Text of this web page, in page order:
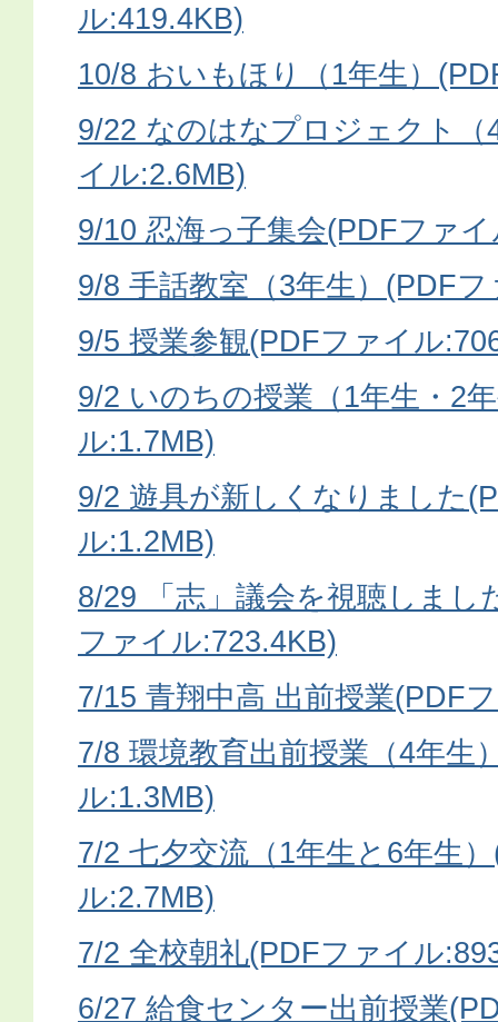
ル:419.4KB)
10/8 おいもほり（1年生）
9/22 なのはなプロジェクト（
イル:2.6MB)
9/10 忍海っ子集会(PDFファ
9/8 手話教室（3年生）(PDF
9/5 授業参観(PDFファイル
9/2 いのちの授業（1年生・2
ル:1.7MB)
9/2 遊具が新しくなりました
ル:1.2MB)
8/29 「志」議会を視聴しまし
ファイル:723.4KB)
7/15 青翔中高 出前授業(PDF
7/8 環境教育出前授業（4年生
ル:1.3MB)
7/2 七夕交流（1年生と6年生
ル:2.7MB)
7/2 全校朝礼(PDFファイル
6/27 給食センター出前授業